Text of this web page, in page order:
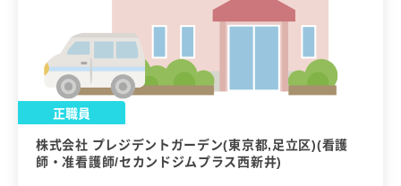
正職員
株式会社 プレジデントガーデン(東京都,足立区)(看護
師・准看護師/セカンドジムプラス西新井)